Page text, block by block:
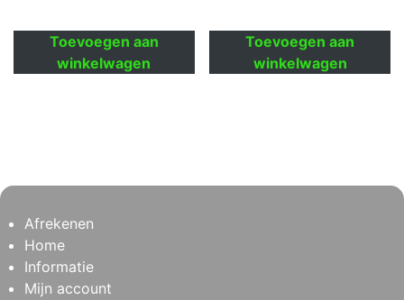
Toevoegen aan
winkelwagen
Toevoegen aan
winkelwagen
Afrekenen
Home
Informatie
Mijn account